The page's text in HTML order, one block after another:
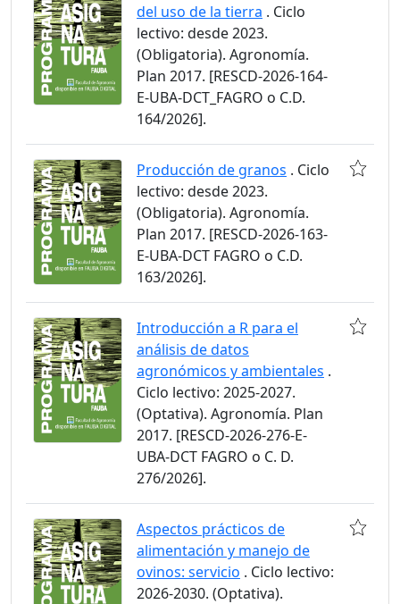
del uso de la tierra . Ciclo
lectivo: desde 2023.
(Obligatoria). Agronomía.
Plan 2017. [RESCD-2026-164-
E-UBA-DCT_FAGRO o C.D.
164/2026].
Producción de granos . Ciclo
lectivo: desde 2023.
(Obligatoria). Agronomía.
Plan 2017. [RESCD-2026-163-
E-UBA-DCT FAGRO o C.D.
163/2026].
Introducción a R para el
análisis de datos
agronómicos y ambientales .
Ciclo lectivo: 2025-2027.
(Optativa). Agronomía. Plan
2017. [RESCD-2026-276-E-
UBA-DCT FAGRO o C. D.
276/2026].
Aspectos prácticos de
alimentación y manejo de
ovinos: servicio . Ciclo lectivo:
2026-2030. (Optativa).